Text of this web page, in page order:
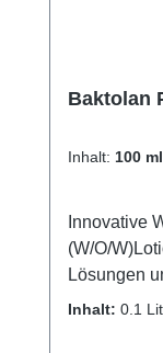
Baktolan
Inhalt: 100 ml
Innovative
(W/O/
Lösungen
Pflege für
Inhalt: 0.1